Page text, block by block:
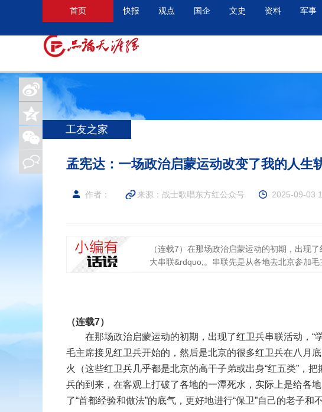
首页 快报 观点 国企 文史 资料 军事
工友之家
孟宪达：一场政治启蒙运动改变了我的人生
作者： 来源：战士歌唱东方红公众号 2025-09-03
（连载7）在那场政治启蒙运动的初期，出现
大串联&rdquo;。串联先是从各地去北京参加毛
（连载7）
在那场政治启蒙运动的初期，出现了红卫兵串联活动，“
毛主席接见红卫兵开始的，然后是北京的很多红卫兵在八月
火（这些红卫兵几乎都是北京的高干子弟或出身“红五类”，
兵的到来，在客观上打破了各地的一潭死水，实际上是给各
了“首都经验和做法”的底气，更好地进行“保卫”自己的老子和
返回顶部